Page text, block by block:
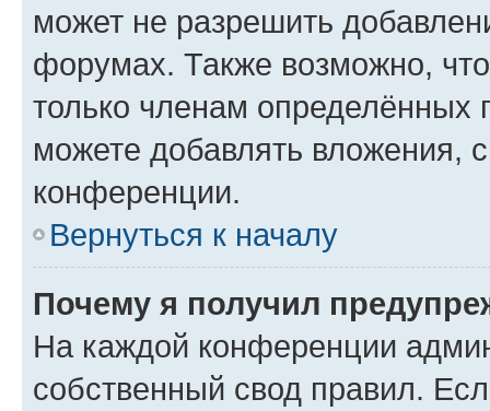
может не разрешить
форумах. Также возможно,
только членам определённых
можете добавлять вложения,
конференции.
Вернуться к началу
Почему я получил
На каждой конференции
собственный свод правил.